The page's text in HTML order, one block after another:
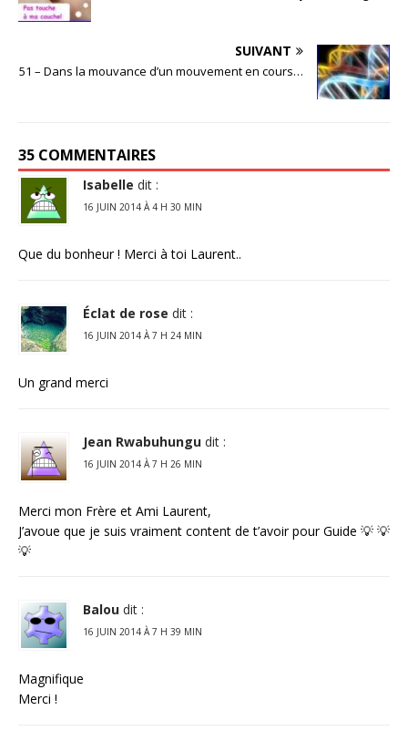
SUIVANT
51 – Dans la mouvance d’un mouvement en cours…
35 COMMENTAIRES
Isabelle dit :
16 JUIN 2014 À 4 H 30 MIN
Que du bonheur ! Merci à toi Laurent..
Éclat de rose dit :
16 JUIN 2014 À 7 H 24 MIN
Un grand merci
Jean Rwabuhungu dit :
16 JUIN 2014 À 7 H 26 MIN
Merci mon Frère et Ami Laurent,
J’avoue que je suis vraiment content de t’avoir pour Guide 💡 💡
💡
Balou dit :
16 JUIN 2014 À 7 H 39 MIN
Magnifique
Merci !